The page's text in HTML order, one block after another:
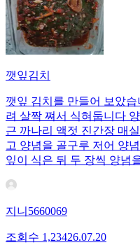
깻잎김치
깻잎 김치를 만들어 보았
려 살짝 쪄서 식혀둡니다
근 까나리 액젓 진간장 매
고 양념을 골구루 저어 양
잎이 식은 뒤 두 장씩 양념
지니5660069
조회수 1,23426.07.20